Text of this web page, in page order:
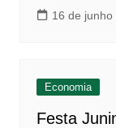
16 de junho
Economia
Festa